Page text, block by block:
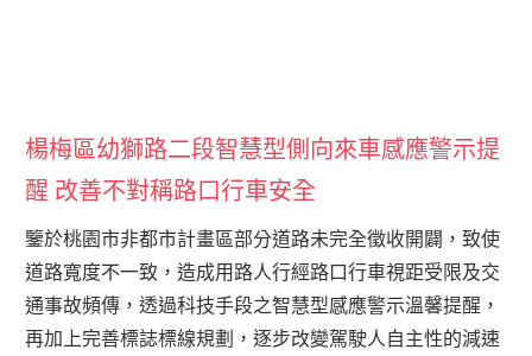
楊梅區幼獅路二段智慧型側向來車感應警示提
醒 改善不對稱路口行車安全
鑒於桃園市非都市計畫區部分道路未完全徵收開闢，致使
道路寬度不一致，造成用路人行經路口行車視距受限及交
通事故頻傳，透過科技手段之智慧型感應警示溫馨提醒，
再加上完善標誌標線規劃，逐步改變駕駛人自主性的減速